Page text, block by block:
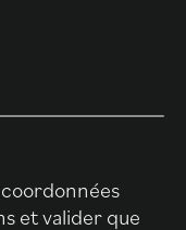
coordonnées
et valider que